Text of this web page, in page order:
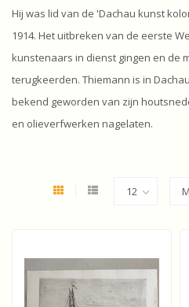
Hij was lid van de 'Dachau kunst
1914. Het uitbreken van de eerste
kunstenaars in dienst gingen en de
terugkeerden. Thiemann is in
bekend geworden van zijn
en olieverfwerken nagelaten.